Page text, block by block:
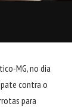
MG, no dia
contra o
para